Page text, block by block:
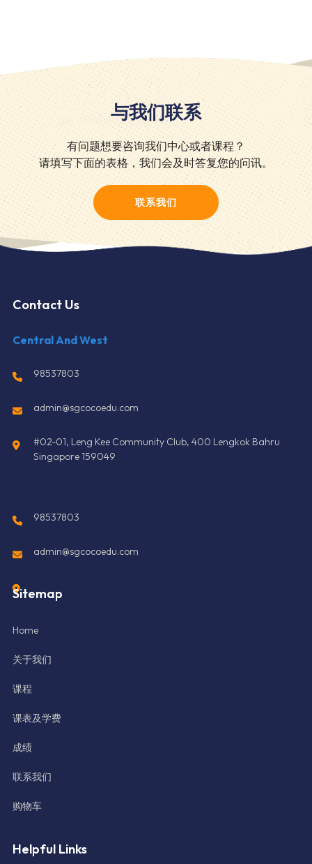
与我们联系
有问题想要咨询我们中心或者课程？
请填写下面的表格，我们会及时答复您的问讯。
联系我们
Contact Us
Central And West
98537803
admin@sgcocoedu.com
#02-01, Leng Kee Community Club, 400 Lengkok Bahru
Singapore 159049
98537803
admin@sgcocoedu.com
Sitemap
Home
关于我们
课程
课表及学费
成绩
联系我们
购物车
Helpful Links